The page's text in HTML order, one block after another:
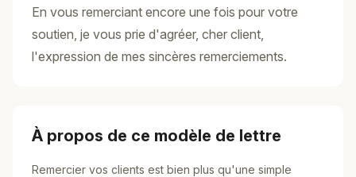
En vous remerciant encore une fois pour votre
soutien, je vous prie d'agréer, cher client,
l'expression de mes sincères remerciements.
À propos de ce modèle de lettre
Remercier vos clients est bien plus qu'une simple